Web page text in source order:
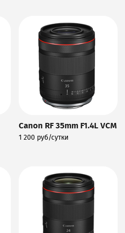
Canon RF 35mm F1.4L VCM
1 200 руб/сутки